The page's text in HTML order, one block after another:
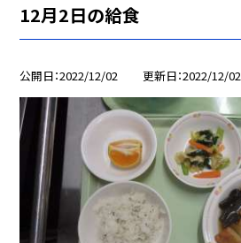
12月2日の給食
公開日 2022/12/02 更新日 2022/12/02